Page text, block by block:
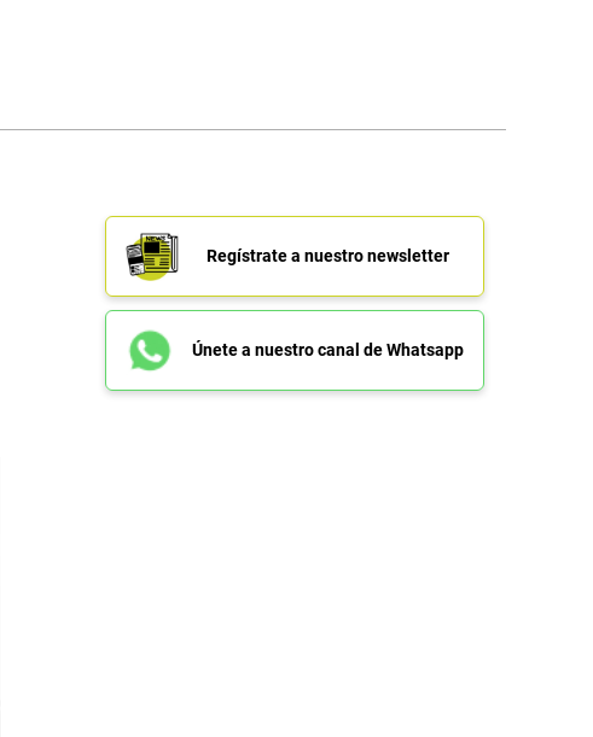
Regístrate a nuestro newsletter
Únete a nuestro canal de Whatsapp